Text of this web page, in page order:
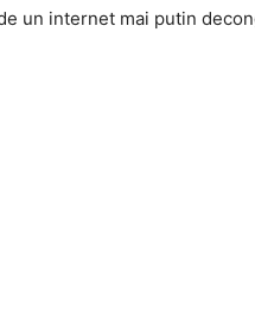
un internet mai putin